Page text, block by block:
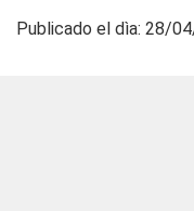
Publicado el dìa: 28/